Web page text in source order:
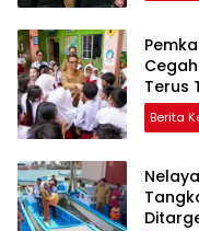
Terus
Berita